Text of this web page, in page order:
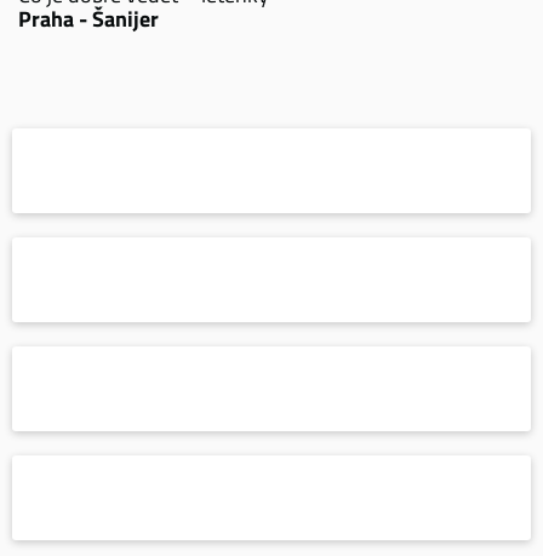
Praha - Šanijer